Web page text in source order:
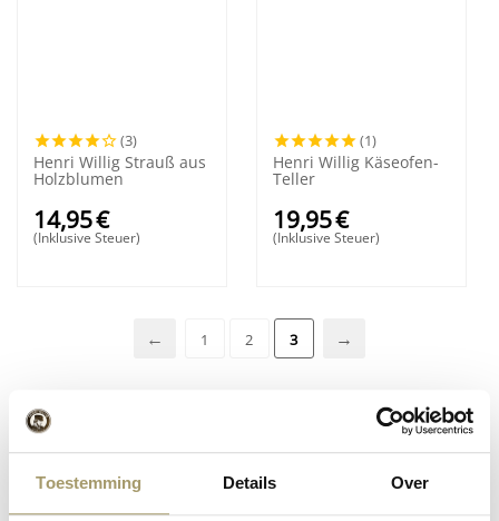
Toestemming Details Over
(3)
Henri Willig Strauß aus
Holzblumen
14,95€
(Inklusive Steuer)
(1)
Henri Willig Käseofen-
Teller
19,95€
(Inklusive Steuer)
1 2 3
Beliebt in dieser Kategorie
1